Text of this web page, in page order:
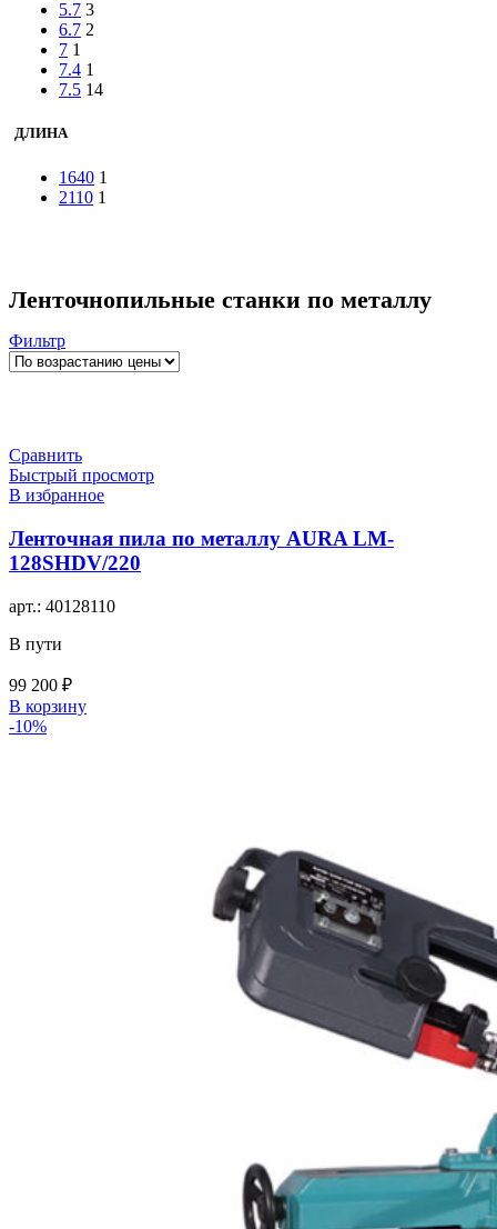
5.7 3
6.7 2
7 1
7.4 1
7.5 14
ДЛИНА
1640 1
2110 1
Ленточнопильные станки по металлу
Фильтр
Сравнить
Быстрый просмотр
В избранное
Ленточная пила по металлу AURA LM-
128SHDV/220
арт.: 40128110
В пути
99 200 ₽
В корзину
-10%